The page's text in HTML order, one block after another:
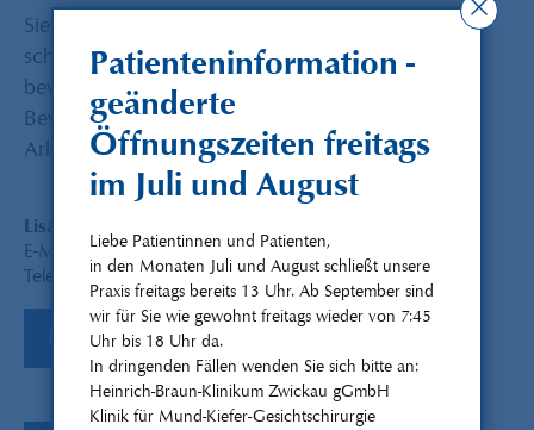
Patienteninformation -
geänderte
Öffnungszeiten freitags
im Juli und August
Liebe Patientinnen und Patienten,
in den Monaten Juli und August schließt unsere
Praxis freitags bereits 13 Uhr. Ab September sind
wir für Sie wie gewohnt freitags wieder von 7:45
Uhr bis 18 Uhr da.
In dringenden Fällen wenden Sie sich bitte an:
Heinrich-Braun-Klinikum Zwickau gGmbH
Klinik für Mund-Kiefer-Gesichtschirurgie
Sie wollen und können Blut sehen und Ihr Herz
schlägt für die zahnärztliche Chirurgie? Dann
bewerben Sie sich jetzt! Senden Sie uns Ihre
Bewerbung mit Lebenslauf und dem letzten
Arbeitszeugnis zu.
Lisa Maria Otto
E-Mail:
management@hentschel-herrmann-seiss.de
Telefon: 0375/303 50 948
E-Mail schreiben